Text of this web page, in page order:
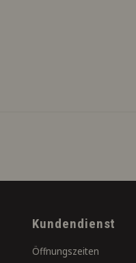
Kundendienst
Öffnungszeiten